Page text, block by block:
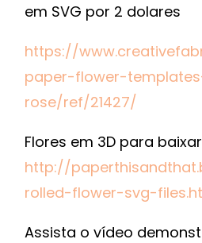
em SVG por 2 dolares
https://
paper-flower-
rose/ref/21427/
Flores em 3D para
http://
rolled-flower-svg-
Assista o vídeo